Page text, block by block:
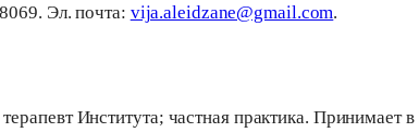
Эл. почта: vija.aleidzane@gmail.com.
Института; частная практика. Принимает